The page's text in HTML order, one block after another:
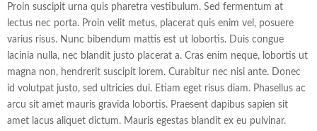
Proin suscipit urna quis pharetra vestibulum. Sed fermentum at
lectus nec porta. Proin velit metus, placerat quis enim vel, posuere
varius risus. Nunc bibendum mattis est ut lobortis. Duis congue
lacinia nulla, nec blandit justo placerat a. Cras enim neque, lobortis ut
magna non, hendrerit suscipit lorem. Curabitur nec nisi ante. Donec
id volutpat justo, sed ultricies dui. Etiam eget risus diam. Phasellus ac
arcu sit amet mauris gravida lobortis. Praesent dapibus sapien sit
amet lacus aliquet dictum. Mauris egestas blandit ex eu pulvinar.